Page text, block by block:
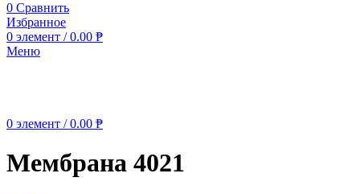
0 Сравнить
Избранное
0 элемент / 0.00 ₱
Меню
0 элемент / 0.00 ₱
Мембрана 4021